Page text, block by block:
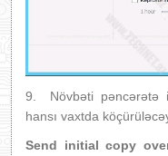
9. Növbəti pəncərətə
hansı vaxtda
Send initial copy